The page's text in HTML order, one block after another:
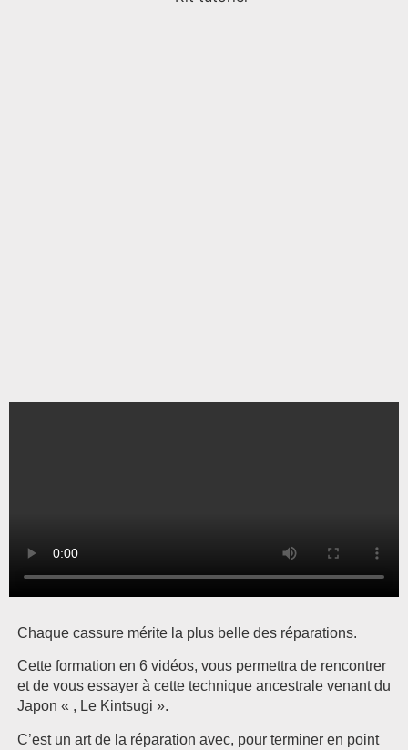
Chaque cassure mérite la plus belle des réparations.
Cette formation en 6 vidéos, vous permettra de rencontrer
et de vous essayer à cette technique ancestrale venant du
Japon « , Le Kintsugi ».
C’est un art de la réparation avec, pour terminer en point